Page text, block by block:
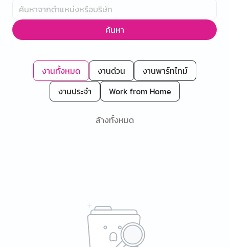
ค้นหา
งานทั้งหมด งานด่วน
งานพาร์ทไทม์
งานประจำ
Work from Home
ล้างทั้งหมด